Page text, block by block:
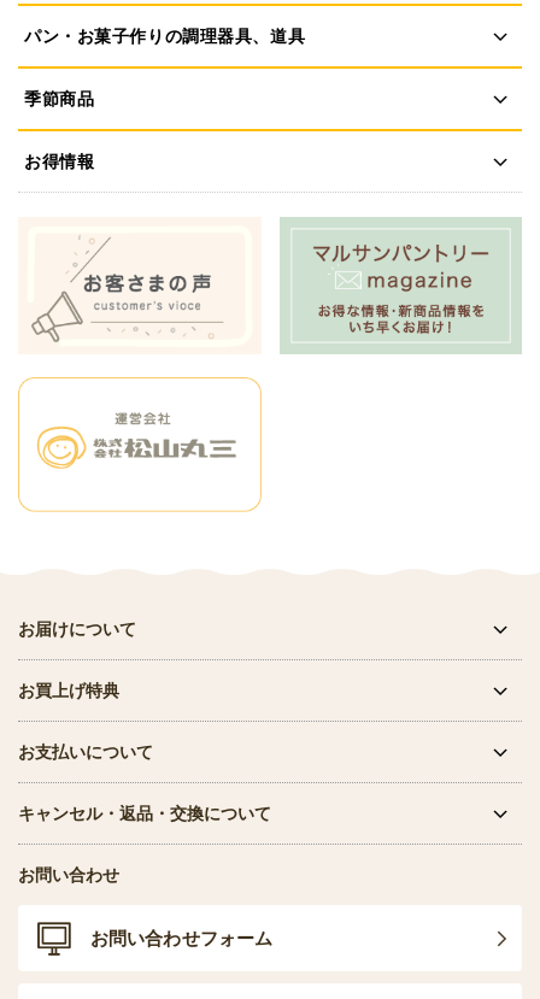
パン・お菓子作りの調理器具、道具
季節商品
お得情報
お届けについて
お買上げ特典
お支払いについて
キャンセル・返品・交換について
お問い合わせ
お問い合わせフォーム